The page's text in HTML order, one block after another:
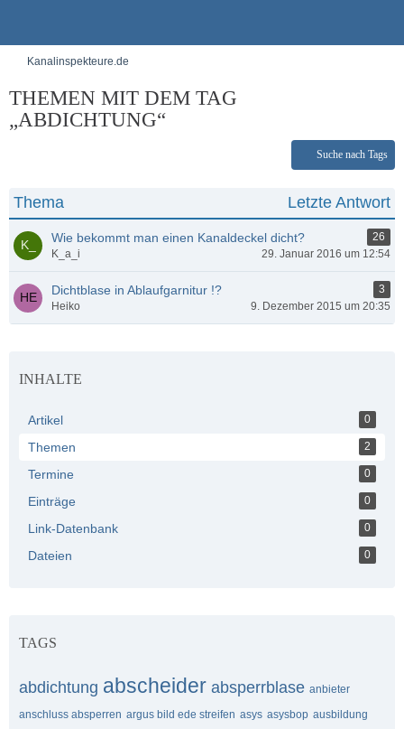
Kanalinspekteure.de
THEMEN MIT DEM TAG
„ABDICHTUNG“
Suche nach Tags
Thema Letzte Antwort
Wie bekommt man einen Kanaldeckel dicht?
26
K_a_i
29. Januar 2016 um 12:54
Dichtblase in Ablaufgarnitur !?
3
Heiko
9. Dezember 2015 um 20:35
INHALTE
Artikel 0
Themen 2
Termine 0
Einträge 0
Link-Datenbank 0
Dateien 0
TAGS
abdichtung abscheider absperrblase anbieter
anschluss absperren argus bild ede streifen asys asysbop ausbildung